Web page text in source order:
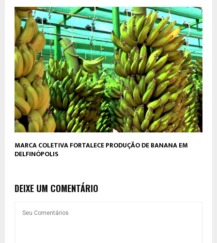
MARCA COLETIVA FORTALECE PRODUÇÃO DE BANANA EM
DELFINÓPOLIS
DEIXE UM COMENTÁRIO